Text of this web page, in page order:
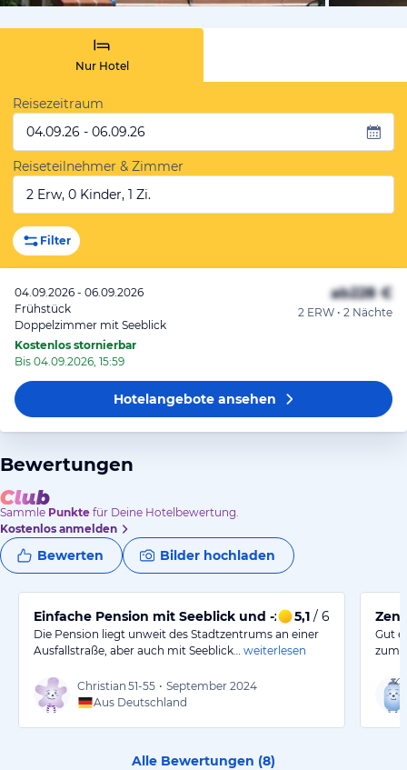
Nur Hotel
Reisezeitraum
04.09.26 - 06.09.26
Reiseteilnehmer & Zimmer
2 Erw, 0 Kinder, 1 Zi.
Filter
04.09.2026 - 06.09.2026
Frühstück
Doppelzimmer mit Seeblick
Kostenlos stornierbar
Bis 04.09.2026, 15:59
ab228 €
2 ERW • 2 Nächte
Hotelangeboteansehen
Bewertungen
Sammle Punkte für Deine Hotelbewertung.
Kostenlos anmelden
Bewerten Bilder hochladen
Einfache Pension
5,1 / 6
Die Pension liegt unweit des Stadtzentrums an einer
Ausfallstraße, aber auch mit Seeblick…
weiterlesen
Christian 51-55 • September 2024
Aus Deutschland
Gut
zum
Alle Bewertungen (8)